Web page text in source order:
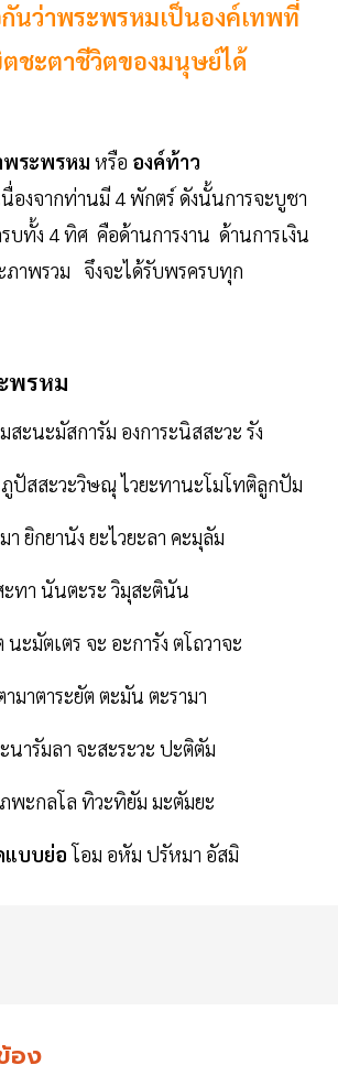
นว่าพระพรหมเป็นองค์เทพที่
ชะตาชีวิตของมนุษย์ได้
พระพรหม หรือ องค์ท้าว
องจากท่านมี 4 พักตร์ ดังนั้นการจะบูชา
บทั้ง 4 ทิศ คือด้านการงาน ด้านการเงิน
ภาพรวม จึงจะได้รับพรครบทุก
พรหม
สะนะมัสการัม องการะนิสสะวะ รัง
ปัสสะวะวิษณุ ไวยะทานะโมโทติลูกปัม
า ยิกยานัง ยะไวยะลา คะมุลัม
ะทา นันตะระ วิมุสะตินัน
นะมัตเตร จะ อะการัง ตโถวาจะ
ามาตาระยัต ตะมัน ตะรามา
นารัมลา จะสะระวะ ปะติตัม
พะกลโล ทิวะทิยัม มะตัมยะ
แบบย่อโอม อหัม ปรัหมา อัสมิ
อง